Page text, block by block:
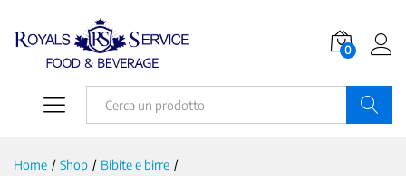
0
Home / Shop / Bibite e birre /